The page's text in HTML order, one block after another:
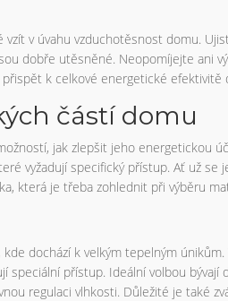
vzít v úvahu vzduchotěsnost domu.
dobře utěsněné. Neopomíjejte ani
k celkové energetické efektivitě
částí domu
jak zlepšit jeho energetickou
vyžadují specifický přístup. Ať už
která je třeba zohlednit při výběru
dochází k velkým tepelným
speciální přístup. Ideální volbou bývají
regulaci vlhkosti. Důležité je také